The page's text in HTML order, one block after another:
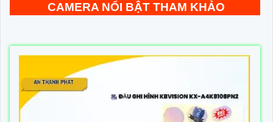
CAMERA NỔI BẬT THAM KHẢO